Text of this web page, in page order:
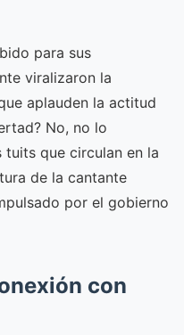
para sus
viralizaron la
aplauden la actitud
No, no lo
que circulan en la
de la cantante
por el gobierno
con